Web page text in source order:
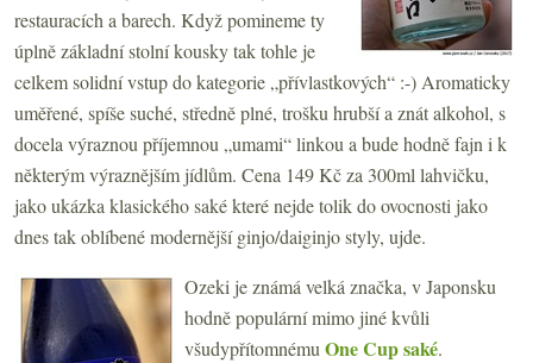
restauracích a barech. Když pomineme ty
úplně základní stolní kousky tak tohle je
celkem solidní vstup do kategorie „přívlastkových“ :-) Aromaticky
uměřené, spíše suché, středně plné, trošku hrubší a znát alkohol, s
docela výraznou příjemnou „umami“ linkou a bude hodně fajn i k
některým výraznějším jídlům. Cena 149 Kč za 300ml lahvičku,
jako ukázka klasického saké které nejde tolik do ovocnosti jako
dnes tak oblíbené modernější ginjo/daiginjo styly, ujde.
Ozeki je známá velká značka, v Japonsku
hodně populární mimo jiné kvůli
všudypřítomnému One Cup saké.